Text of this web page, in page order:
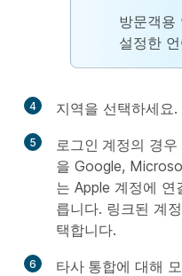
방문객용
설정한
4 지역을 선택하세요.
5 로그인 계정의 경우
을 Google,
는 Apple 계정에
릅니다. 링크된 계
택합니다.
6 타사 통합에 대해